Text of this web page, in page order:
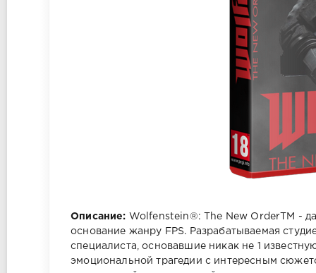
Описание: Wolfenstein®: The New OrderTM -
основание жанру FPS. Разрабатываемая
специалиста, основавшие никак не 1
эмоциональной трагедии с интересным